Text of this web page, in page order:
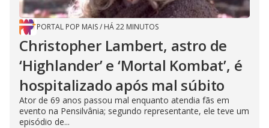
PORTAL POP MAIS/ HÁ 22 MINUTOS
Christopher Lambert, astro de
‘Highlander’ e ‘Mortal Kombat’, é
hospitalizado após mal súbito
Ator de 69 anos passou mal enquanto atendia fãs em
evento na Pensilvânia; segundo representante, ele teve um
episódio de...